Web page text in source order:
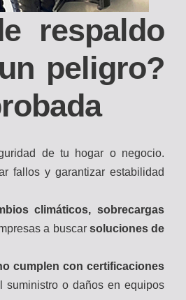
respaldo
peligro?
de tu hogar o negocio.
fallos y garantizar estabilidad
climáticos, sobrecargas
a buscar soluciones de
cumplen con certificaciones
suministro o daños en equipos